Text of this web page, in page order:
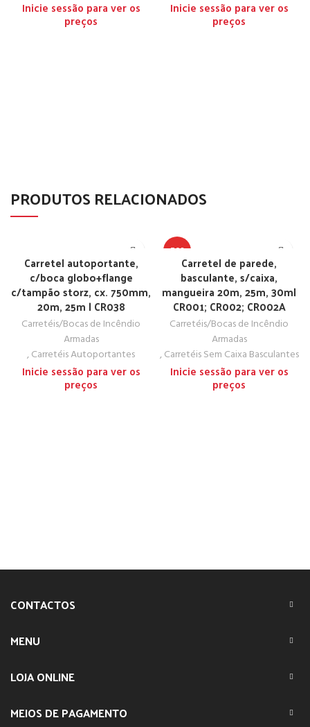
Inicie sessão para ver os
preços
Inicie sessão para ver os
preços
PRODUTOS RELACIONADOS
Carretel autoportante,
c/boca globo+flange
c/tampão storz, cx. 750mm,
20m, 25m | CR038
Carretéis/Bocas de Incêndio
Armadas
,Carretéis Autoportantes
Inicie sessão para ver os
preços
TOP
Carretel de parede,
basculante, s/caixa,
mangueira 20m, 25m, 30m|
CR001; CR002; CR002A
Carretéis/Bocas de Incêndio
Armadas
,Carretéis Sem Caixa Basculantes
Inicie sessão para ver os
preços
CONTACTOS
MENU
LOJA ONLINE
MEIOS DE PAGAMENTO